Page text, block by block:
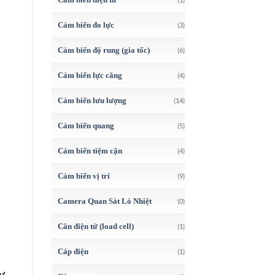
Cảm biến đo lực (3)
Cảm biến độ rung (gia tốc) (6)
Cảm biến lực căng (4)
Cảm biến lưu lượng (14)
Cảm biến quang (5)
Cảm biến tiệm cận (4)
Cảm biến vị trí (9)
Camera Quan Sát Lò Nhiệt (0)
Cân điện tử (load cell) (1)
Cáp điện (1)